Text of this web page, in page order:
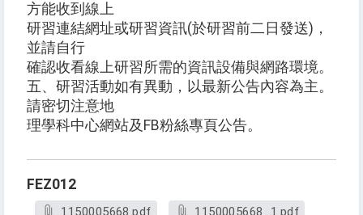
方能收到線上
研習連結網址或研習資訊(於研習前二日發送)，
並請自行
確認收看線上研習所需的資訊設備與網路環境。
五、研習活動如有異動，以最新公告內容為主。
請密切注意地
理學科中心網站及FB粉絲專頁公告。
FEZ012
1150005668.pdf 1150005668_1.pdf